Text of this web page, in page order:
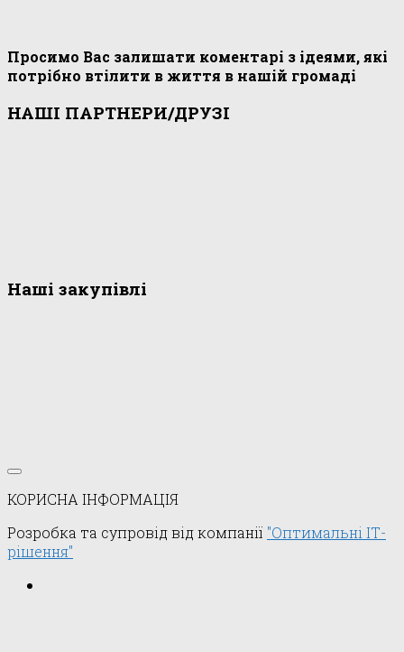
Просимо Вас залишати коментарі з ідеями, які
потрібно втілити в життя в нашій громаді
НАШІ ПАРТНЕРИ/ДРУЗІ
Наші закупівлі
КОРИСНА ІНФОРМАЦІЯ
Розробка та супровід від компанії "Оптимальні ІТ-
рішення"